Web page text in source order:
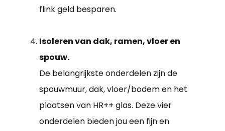
flink geld besparen.
Isoleren van dak, ramen, vloer en
spouw.
De belangrijkste onderdelen zijn de
spouwmuur, dak, vloer/bodem en het
plaatsen van HR++ glas. Deze vier
onderdelen bieden jou een fijn en